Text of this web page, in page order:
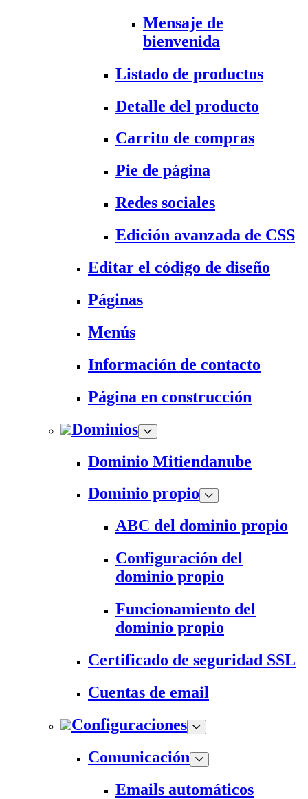
Mensaje de
bienvenida
Listado de productos
Detalle del producto
Carrito de compras
Pie de página
Redes sociales
Edición avanzada de CSS
Editar el código de diseño
Páginas
Menús
Información de contacto
Página en construcción
Dominios
Dominio Mitiendanube
Dominio propio
ABC del dominio propio
Configuración del
dominio propio
Funcionamiento del
dominio propio
Certificado de seguridad SSL
Cuentas de email
Configuraciones
Comunicación
Emails automáticos